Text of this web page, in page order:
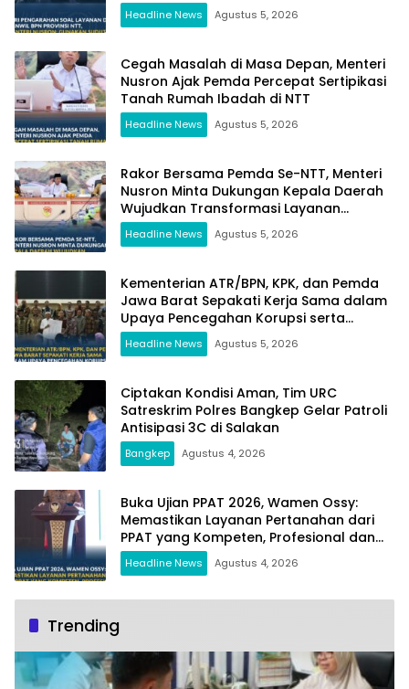
Headline News Agustus 5, 2026
Cegah Masalah di Masa Depan, Menteri
Nusron Ajak Pemda Percepat Sertipikasi
Tanah Rumah Ibadah di NTT
Headline News Agustus 5, 2026
Rakor Bersama Pemda Se-NTT, Menteri
Nusron Minta Dukungan Kepala Daerah
Wujudkan Transformasi Layanan
Pertanahan
Headline News Agustus 5, 2026
Kementerian ATR/BPN, KPK, dan Pemda
Jawa Barat Sepakati Kerja Sama dalam
Upaya Pencegahan Korupsi serta
Penguatan Ekonomi Daerah
Headline News Agustus 5, 2026
Ciptakan Kondisi Aman, Tim URC
Satreskrim Polres Bangkep Gelar Patroli
Antisipasi 3C di Salakan
Bangkep Agustus 4, 2026
Buka Ujian PPAT 2026, Wamen Ossy:
Memastikan Layanan Pertanahan dari
PPAT yang Kompeten, Profesional dan
Berintegritas
Headline News Agustus 4, 2026
Trending